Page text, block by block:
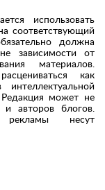
использовать
соответствующий
должна
зависимости от
материалов.
как
может не
и авторов блогов.
рекламы несут